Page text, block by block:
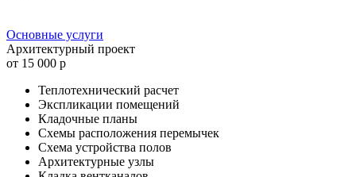
Основные услуги
Архитектурный проект
от 15 000 р
Теплотехнический расчет
Экспликации помещений
Кладочные планы
Схемы расположения перемычек
Схема устройства полов
Архитектурные узлы